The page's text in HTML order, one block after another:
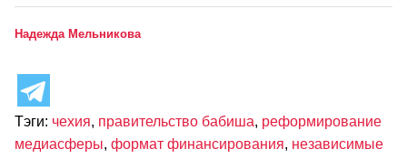
Надежда Мельникова
Тэги: чехия, правительство бабиша, реформирование
медиасферы, формат финансирования, независимые